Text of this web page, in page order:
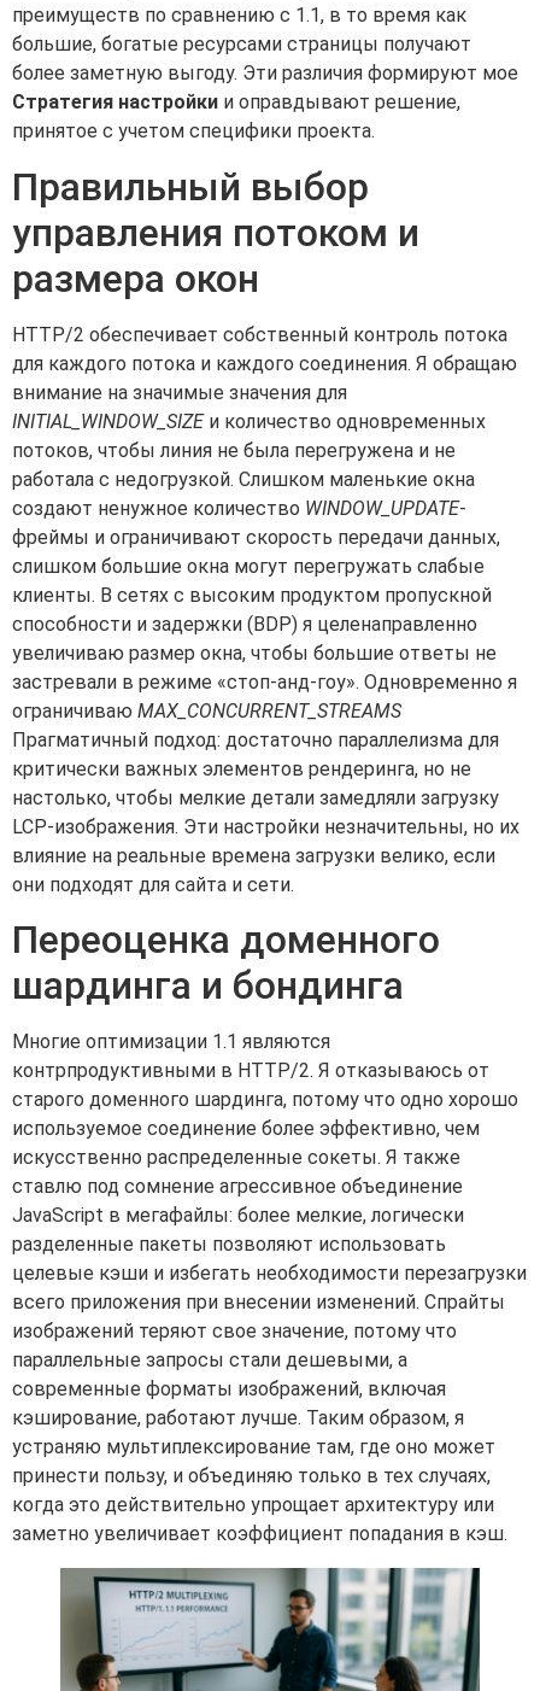
преимуществ по сравнению с 1.1, в то время как
большие, богатые ресурсами страницы получают
более заметную выгоду. Эти различия формируют мое
Стратегия настройки и оправдывают решение,
принятое с учетом специфики проекта.
Правильный выбор
управления потоком и
размера окон
HTTP/2 обеспечивает собственный контроль потока
для каждого потока и каждого соединения. Я обращаю
внимание на значимые значения для
INITIAL_WINDOW_SIZEи количество одновременных
потоков, чтобы линия не была перегружена и не
работала с недогрузкой. Слишком маленькие окна
создают ненужное количество WINDOW_UPDATE-
фреймы и ограничивают скорость передачи данных,
слишком большие окна могут перегружать слабые
клиенты. В сетях с высоким продуктом пропускной
способности и задержки (BDP) я целенаправленно
увеличиваю размер окна, чтобы большие ответы не
застревали в режиме «стоп-анд-гоу». Одновременно я
ограничиваю MAX_CONCURRENT_STREAMS
Прагматичный подход: достаточно параллелизма для
критически важных элементов рендеринга, но не
настолько, чтобы мелкие детали замедляли загрузку
LCP-изображения. Эти настройки незначительны, но их
влияние на реальные времена загрузки велико, если
они подходят для сайта и сети.
Переоценка доменного
шардинга и бондинга
Многие оптимизации 1.1 являются
контрпродуктивными в HTTP/2. Я отказываюсь от
старого доменного шардинга, потому что одно хорошо
используемое соединение более эффективно, чем
искусственно распределенные сокеты. Я также
ставлю под сомнение агрессивное объединение
JavaScript в мегафайлы: более мелкие, логически
разделенные пакеты позволяют использовать
целевые кэши и избегать необходимости перезагрузки
всего приложения при внесении изменений. Спрайты
изображений теряют свое значение, потому что
параллельные запросы стали дешевыми, а
современные форматы изображений, включая
кэширование, работают лучше. Таким образом, я
устраняю мультиплексирование там, где оно может
принести пользу, и объединяю только в тех случаях,
когда это действительно упрощает архитектуру или
заметно увеличивает коэффициент попадания в кэш.